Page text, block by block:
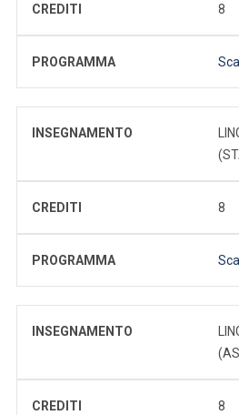
CREDITI 8
PROGRAMMA
INSEGNAMENTO
CREDITI 8
PROGRAMMA
INSEGNAMENTO
CREDITI 8